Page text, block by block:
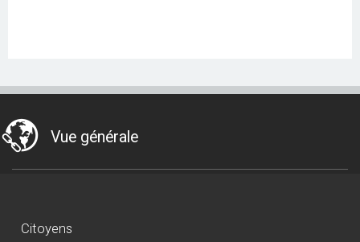
Vue générale
Citoyens